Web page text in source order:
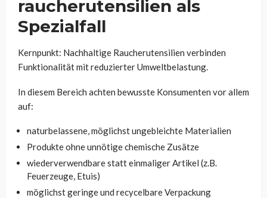
raucherutensilien als
Spezialfall
Kernpunkt: Nachhaltige Raucherutensilien verbinden
Funktionalität mit reduzierter Umweltbelastung.
In diesem Bereich achten bewusste Konsumenten vor allem
auf:
naturbelassene, möglichst ungebleichte Materialien
Produkte ohne unnötige chemische Zusätze
wiederverwendbare statt einmaliger Artikel (z.B.
Feuerzeuge, Etuis)
möglichst geringe und recycelbare Verpackung